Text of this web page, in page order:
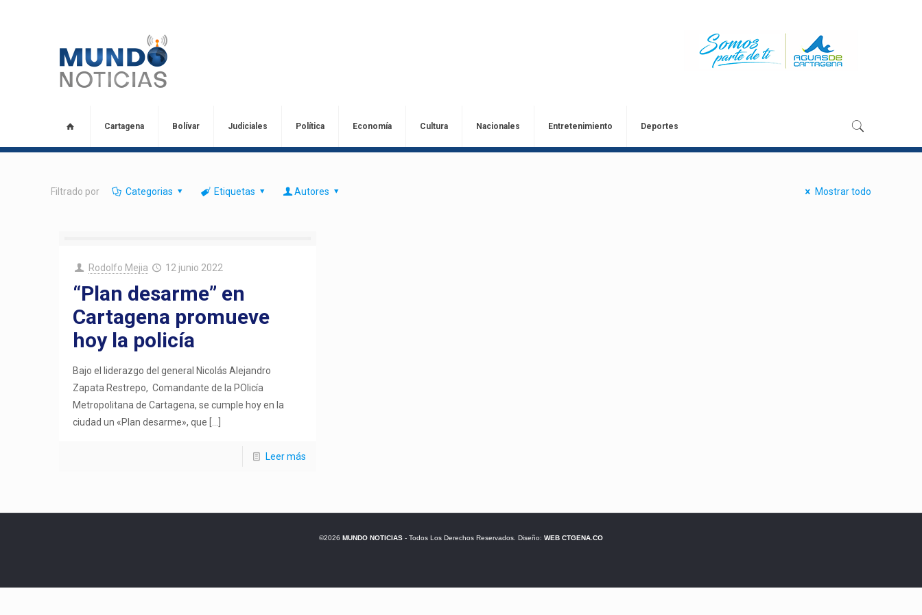
Cartagena Bolívar Judiciales Política Economía Cultura Nacionales Entretenimiento Deportes
Filtrado por Categorias Etiquetas Autores Mostrar todo
Rodolfo Mejia 12 junio 2022
“Plan desarme” en
Cartagena promueve
hoy la policía
Bajo el liderazgo del general Nicolás Alejandro
Zapata Restrepo, Comandante de la POlicía
Metropolitana de Cartagena, se cumple hoy en la
ciudad un «Plan desarme», que
Leer más
©2026 MUNDO NOTICIAS- Todos Los Derechos Reservados. Diseño: WEB CTGENA.CO